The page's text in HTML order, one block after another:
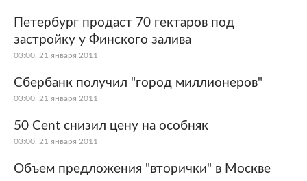
Культура Интернет и СМИ
Ценности
Из жизни Среда обитания
Петербург продаст 70 гектаров под
застройку у Финского залива
03:00, 21 января 2011
Сбербанк получил "город миллионеров"
03:00, 21 января 2011
50 Cent снизил цену на особняк
03:00, 21 января 2011
Объем предложения "вторички" в Москве